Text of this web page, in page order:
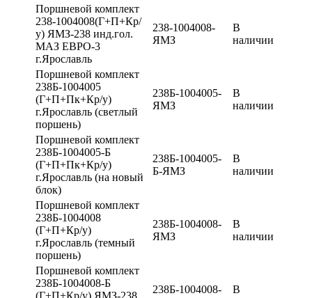
Поршневой комплект
238-1004008(Г+П+Кр/
у) ЯМЗ-238 инд.гол.
МАЗ ЕВРО-3
г.Ярославль
238-1004008-
ЯМЗ
В
наличии
Поршневой комплект
238Б-1004005
(Г+П+Пк+Кр/у)
г.Ярославль (светлый
поршень)
238Б-1004005-
ЯМЗ
В
наличии
Поршневой комплект
238Б-1004005-Б
(Г+П+Пк+Кр/у)
г.Ярославль (на новый
блок)
238Б-1004005-
Б-ЯМЗ
В
наличии
Поршневой комплект
238Б-1004008
(Г+П+Кр/у)
г.Ярославль (темный
поршень)
238Б-1004008-
ЯМЗ
В
наличии
Поршневой комплект
238Б-1004008-Б
(Г+П+Кр/у) ЯМЗ-238
238Б-1004008-
В